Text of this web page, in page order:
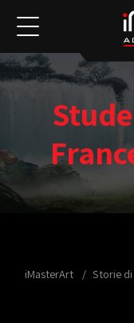
iMasterArt Storie di